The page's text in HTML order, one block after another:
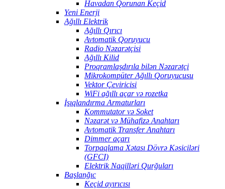
Havadan Qorunan Keçid
Yeni Enerji
Ağıllı Elektrik
Ağıllı Qırıcı
Avtomatik Qoruyucu
Radio Nəzarətçisi
Ağıllı Kilid
Proqramlaşdırıla bilən Nəzarətçi
Mikrokompüter Ağıllı Qoruyucusu
Vektor Çeviricisi
WiFi ağıllı açar və rozetka
İşıqlandırma Armaturları
Kommutator və Soket
Nəzarət və Mühafizə Anahtarı
Avtomatik Transfer Anahtarı
Dimmer açarı
Torpaqlama Xətası Dövrə Kəsiciləri
(GFCI)
Elektrik Naqilləri Qurğuları
Başlanğıc
Keçid ayırıcısı